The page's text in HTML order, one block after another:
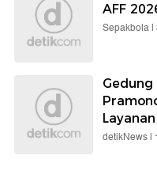
AFF
Sepakbola |
Gedung
detikNews |